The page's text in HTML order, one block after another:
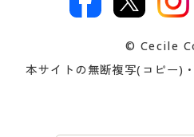
著作権・商標について
プレゼント＆キャンペーン
交換・返品は
ついて
© Cecile
本サイトの無断複写(コピー)